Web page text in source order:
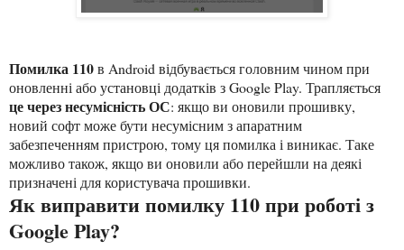
Помилка 110в Android відбувається головним чином при
оновленні або установці додатків з Google Play. Трапляється
це через несумісність ОС: якщо ви оновили прошивку,
новий софт може бути несумісним з апаратним
забезпеченням пристрою, тому ця помилка і виникає. Таке
можливо також, якщо ви оновили або перейшли на деякі
призначені для користувача прошивки.
Як виправити помилку 110 при роботі з
Google Play?